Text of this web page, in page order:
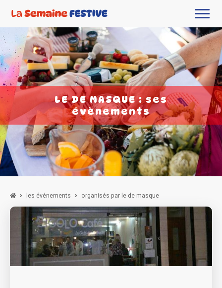
LE DE MASQUE : ses
évènements
les événements organisés par le de masque